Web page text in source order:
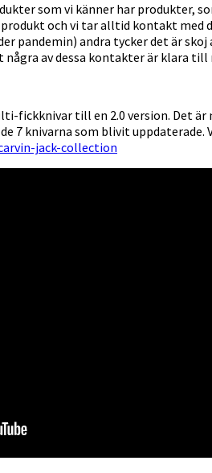
som vi känner har produkter,
och vi tar alltid kontakt
pandemin) andra tycker det är
av dessa kontakter är klara till
fickknivar till en 2.0 version. Det
7 knivarna som blivit uppdaterade.
jack-collection